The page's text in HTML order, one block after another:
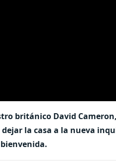
británico David
la casa a la nueva